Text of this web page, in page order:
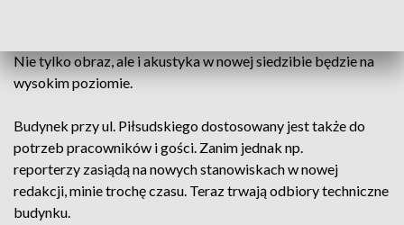
Nie tylko obraz, ale i akustyka w nowej siedzibie będzie na
wysokim poziomie.
Budynek przy ul. Piłsudskiego dostosowany jest także do
potrzeb pracowników i gości. Zanim jednak np.
reporterzy zasiądą na nowych stanowiskach w nowej
redakcji, minie trochę czasu. Teraz trwają odbiory techniczne
budynku.